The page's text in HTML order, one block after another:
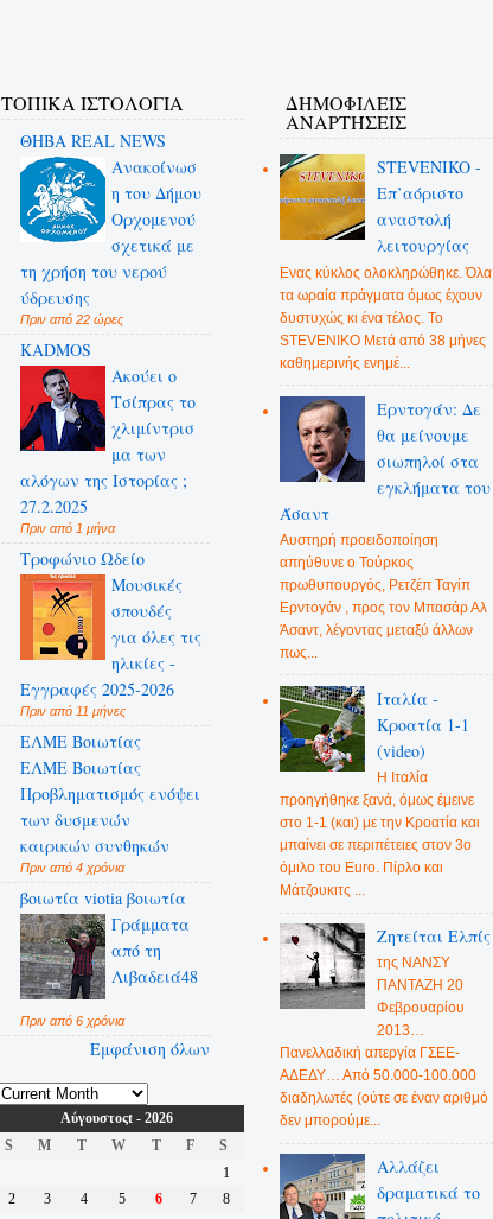
ΤΟΠΙΚΑ ΙΣΤΟΛΟΓΙΑ
ΘΗΒΑ REAL NEWS
Ανακοίνωσ
η του Δήμου
Ορχομενού
σχετικά με
τη χρήση του νερού
ύδρευσης
Πριν από 22 ώρες
KADMOS
Ακούει ο
Τσίπρας το
χλιμίντρισ
μα των
αλόγων της Ιστορίας ;
27.2.2025
Πριν από 1 μήνα
Τροφώνιο Ωδείο
Mουσικές
σπουδές
για όλες τις
ηλικίες -
Εγγραφές 2025-2026
Πριν από 11 μήνες
ΕΛΜΕ Βοιωτίας
ΕΛΜΕ Βοιωτίας
Προβληματισμός ενόψει
των δυσμενών
καιρικών συνθηκών
Πριν από 4 χρόνια
βοιωτία viotia βοιωτία
Γράμματα
από τη
Λιβαδειά48
Πριν από 6 χρόνια
Εμφάνιση όλων
Αύγουστοςt - 2026
S
M T W T F
S
1
2
3 4 5 6 7
8
ΔΗΜΟΦΙΛΕΊΣ
ΑΝΑΡΤΉΣΕΙΣ
STEVENIKO -
Επ’αόριστο
αναστολή
λειτουργίας
Ενας κύκλος ολοκληρώθηκε. Όλα
τα ωραία πράγματα όμως έχουν
δυστυχώς κι ένα τέλος. Το
STEVENIKO Μετά από 38 μήνες
καθημερινής ενημέ...
Ερντογάν: Δε
θα μείνουμε
σιωπηλοί στα
εγκλήματα του
Άσαντ
Αυστηρή προειδοποίηση
απηύθυνε ο Τούρκος
πρωθυπουργός, Ρετζέπ Ταγίπ
Ερντογάν , προς τον Μπασάρ Αλ
Άσαντ, λέγοντας μεταξύ άλλων
πως...
Ιταλία -
Κροατία 1-1
(video)
Η Ιταλία
προηγήθηκε ξανά, όμως έμεινε
στο 1-1 (και) με την Κροατία και
μπαίνει σε περιπέτειες στον 3ο
όμιλο του Euro. Πίρλο και
Μάτζουκιτς ...
Ζητείται Ελπίς
της ΝΑΝΣΥ
ΠΑΝΤΑΖΗ 20
Φεβρουαρίου
2013…
Πανελλαδική απεργία ΓΣΕΕ-
ΑΔΕΔΥ… Από 50.000-100.000
διαδηλωτές (ούτε σε έναν αριθμό
δεν μπορούμε...
Αλλάζει
δραματικά το